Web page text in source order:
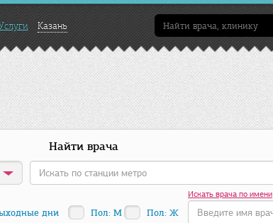
Казань
Найти врача
дни Пол: М Пол: Ж
Искать врача по имени